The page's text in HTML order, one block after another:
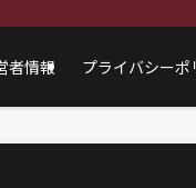
者情報 プライバシーポ